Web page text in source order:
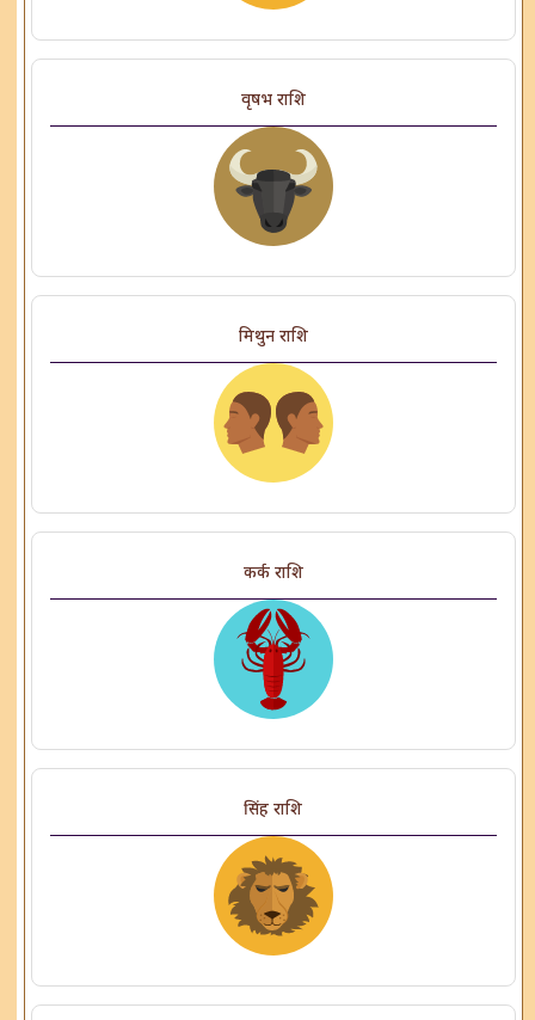
वृषभ राशि
मिथुन राशि
कर्क राशि
सिंह राशि